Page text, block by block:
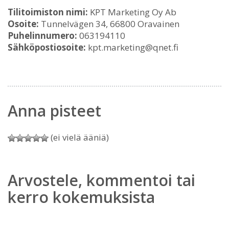
Tilitoimiston nimi: KPT Marketing Oy Ab
Osoite: Tunnelvägen 34, 66800 Oravainen
Puhelinnumero: 063194110
Sähköpostiosoite: kpt.marketing@qnet.fi
Anna pisteet
(ei vielä ääniä)
Arvostele, kommentoi tai
kerro kokemuksista